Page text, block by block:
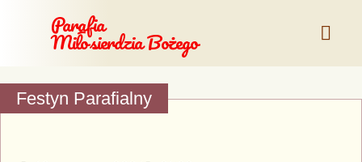
Parafia
Miłosierdzia Bożego
Festyn Parafialny